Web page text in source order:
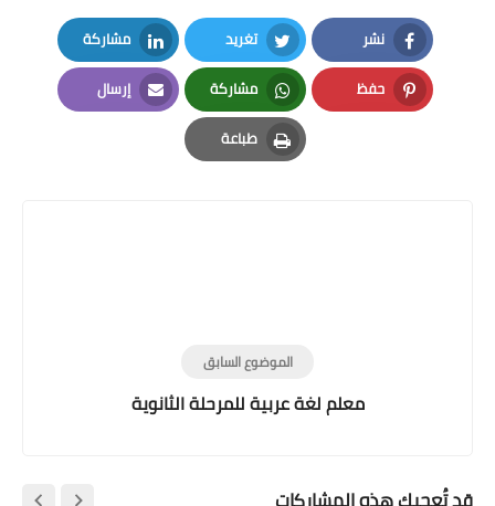
نشر
Facebook
تغريد
Twitter
مشاركة
LinkedIn
حفظ
Pinterest
مشاركة
Whatsapp
إرسال
Email
طباعة
Print
الموضوع السابق
معلم لغة عربية للمرحلة الثانوية